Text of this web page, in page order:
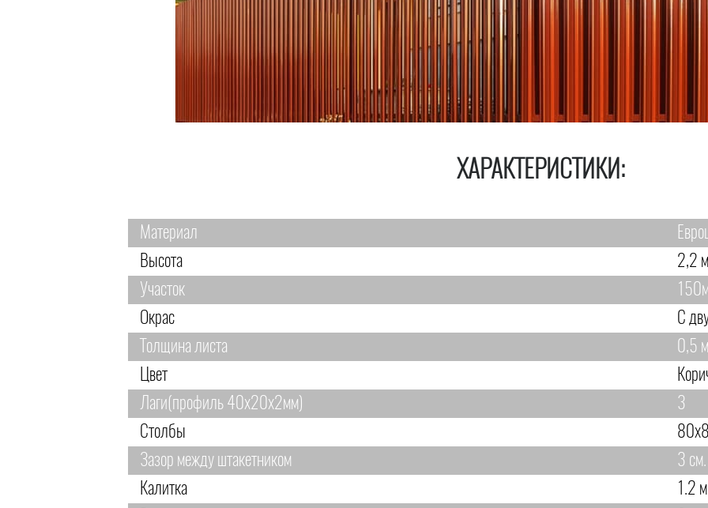
ХАРАКТЕРИСТИКИ:
Материал
Высота
2,2
Участок
Окрас
С
Толщина листа
0,5
Цвет
Лаги(профиль 40х20х2мм)
3
Столбы
Зазор между штакетником
3 см.
Калитка
1.2 м